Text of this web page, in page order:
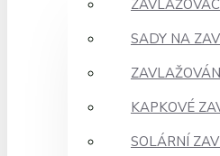
SADY NA
KAPKOVÉ
SOLÁRNÍ